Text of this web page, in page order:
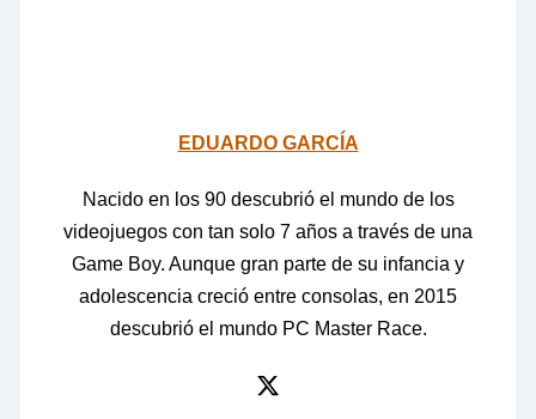
EDUARDO GARCÍA
Nacido en los 90 descubrió el mundo de los
videojuegos con tan solo 7 años a través de una
Game Boy. Aunque gran parte de su infancia y
adolescencia creció entre consolas, en 2015
descubrió el mundo PC Master Race.